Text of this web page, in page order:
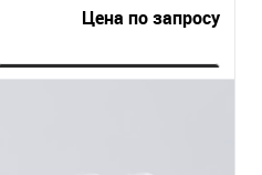
Цена по запросу